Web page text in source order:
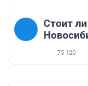
Стоит
75 120